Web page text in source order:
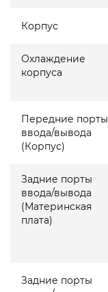
Корпус
Охлаждение
корпуса
Передние порты
ввода/вывода
(Корпус)
Задние порты
ввода/вывода
(Материнская
плата)
Задние порты